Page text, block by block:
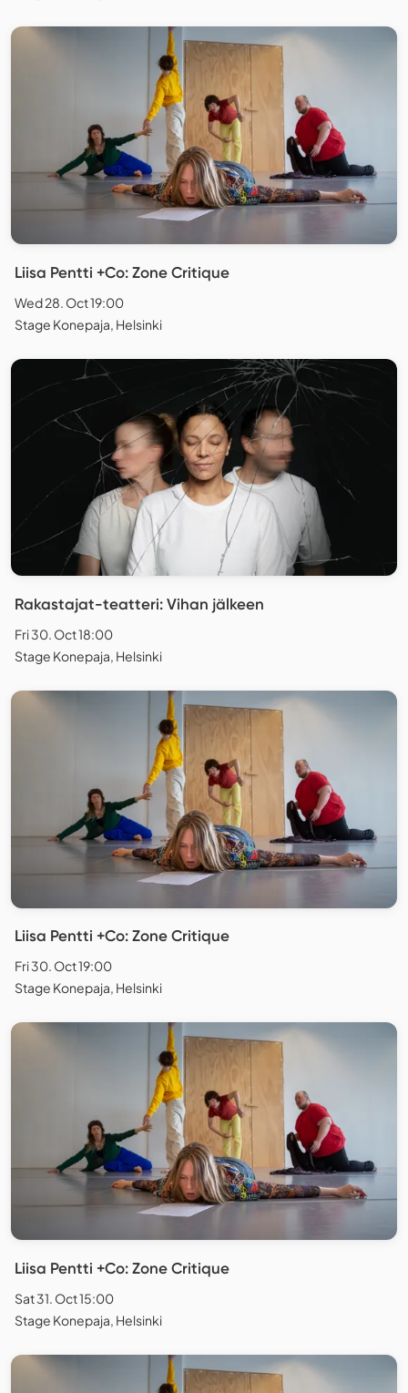
Liisa Pentti +Co: Zone Critique
Wed 28. Oct 19:00
Stage Konepaja, Helsinki
Rakastajat-teatteri: Vihan jälkeen
Fri 30. Oct 18:00
Stage Konepaja, Helsinki
Liisa Pentti +Co: Zone Critique
Fri 30. Oct 19:00
Stage Konepaja, Helsinki
Liisa Pentti +Co: Zone Critique
Sat 31. Oct 15:00
Stage Konepaja, Helsinki